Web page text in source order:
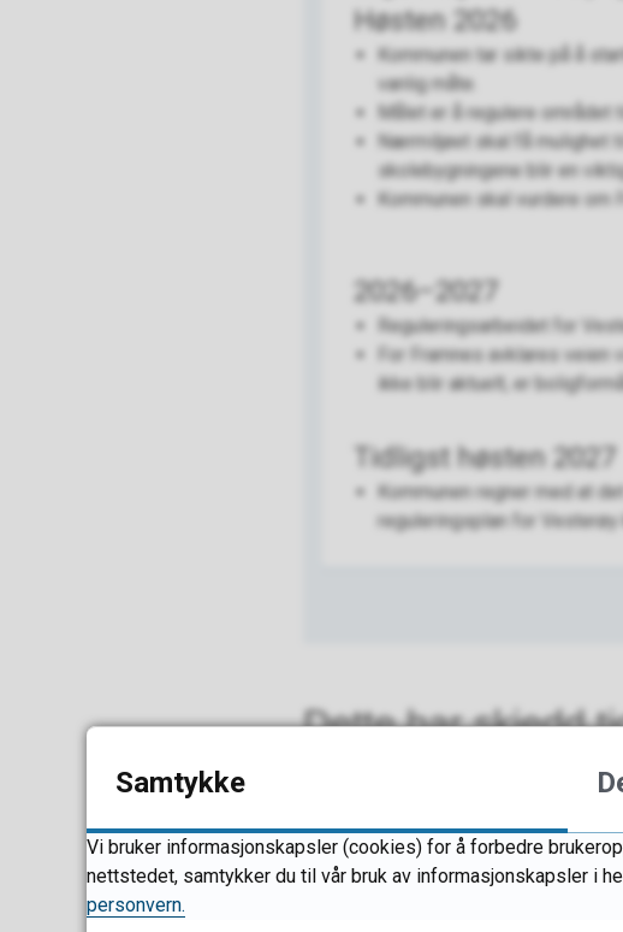
Høsten 2026
Kommunen tar sikte på å
vanlig måte.
Målet er å regulere
Nærmiljøet skal få mulighet
skolebygningene blir en
Kommunen skal vurdere
2026–2027
Reguleringsarbeidet for
For Framnes avklares
ikke blir aktuelt, er
Tidligst høsten 2027
Kommunen regner med at
reguleringsplan for Vesterøy
Dette har skjedd
2024
Samtykke
Vi bruker informasjonskapsler (cookies) for å forbedre
nettstedet, samtykker du til vår bruk av informasjonskapsler i
personvern.